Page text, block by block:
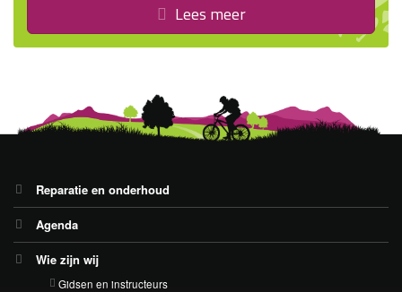
Lees meer
Reparatie en onderhoud
Agenda
Wie zijn wij
Gidsen en instructeurs